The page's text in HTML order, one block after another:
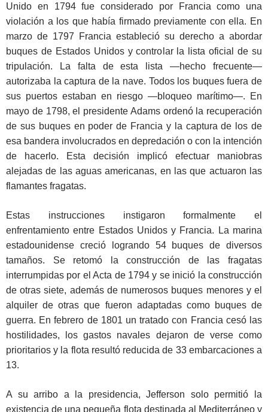
Unido en 1794 fue considerado por Francia como una
violación a los que había firmado previamente con ella. En
marzo de 1797 Francia estableció su derecho a abordar
buques de Estados Unidos y controlar la lista oficial de su
tripulación. La falta de esta lista —hecho frecuente—
autorizaba la captura de la nave. Todos los buques fuera de
sus puertos estaban en riesgo —bloqueo marítimo—. En
mayo de 1798, el presidente Adams ordenó la recuperación
de sus buques en poder de Francia y la captura de los de
esa bandera involucrados en depredación o con la intención
de hacerlo. Esta decisión implicó efectuar maniobras
alejadas de las aguas americanas, en las que actuaron las
flamantes fragatas.
Estas instrucciones instigaron formalmente el
enfrentamiento entre Estados Unidos y Francia. La marina
estadounidense creció logrando 54 buques de diversos
tamaños. Se retomó la construcción de las fragatas
interrumpidas por el Acta de 1794 y se inició la construcción
de otras siete, además de numerosos buques menores y el
alquiler de otras que fueron adaptadas como buques de
guerra. En febrero de 1801 un tratado con Francia cesó las
hostilidades, los gastos navales dejaron de verse como
prioritarios y la flota resultó reducida de 33 embarcaciones a
13.
A su arribo a la presidencia, Jefferson solo permitió la
existencia de una pequeña flota destinada al Mediterráneo y